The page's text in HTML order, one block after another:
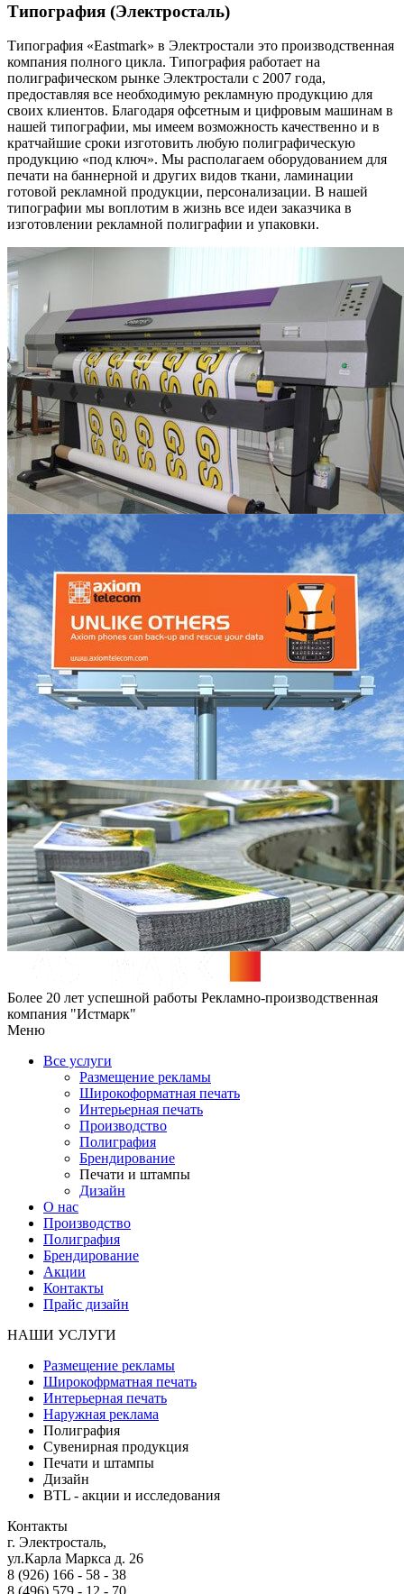
Типография (Электросталь)
Типография «Eastmark» в Электростали это производственная
компания полного цикла. Типография работает на
полиграфическом рынке Электростали с 2007 года,
предоставляя все необходимую рекламную продукцию для
своих клиентов. Благодаря офсетным и цифровым машинам в
нашей типографии, мы имеем возможность качественно и в
кратчайшие сроки изготовить любую полиграфическую
продукцию «под ключ». Мы располагаем оборудованием для
печати на баннерной и других видов ткани, ламинации
готовой рекламной продукции, персонализации. В нашей
типографии мы воплотим в жизнь все идеи заказчика в
изготовлении рекламной полиграфии и упаковки.
Более 20 лет успешной работы Рекламно-производственная
компания "Истмарк"
Меню
Все услуги
Размещение рекламы
Широкофoрматная печать
Интерьерная печать
Производство
Полиграфия
Брендирование
Печати и штампы
Дизайн
О нас
Производство
Полиграфия
Брендирование
Акции
Контакты
Прайс дизайн
НАШИ УСЛУГИ
Размещение рекламы
Широкофрматная печать
Интерьерная печать
Наружная реклама
Полиграфия
Сувенирная продукция
Печати и штампы
Дизайн
BTL - акции и исследования
Контакты
г. Электросталь,
ул.Карла Маркса д. 26
8 (926) 166 - 58 - 38